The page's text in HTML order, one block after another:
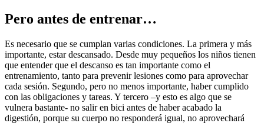
Pero antes de entrenar…
Es necesario que se cumplan varias condiciones. La primera y más
importante, estar descansado. Desde muy pequeños los niños tienen
que entender que el descanso es tan importante como el
entrenamiento, tanto para prevenir lesiones como para aprovechar
cada sesión. Segundo, pero no menos importante, haber cumplido
con las obligaciones y tareas. Y tercero –y esto es algo que se
vulnera bastante- no salir en bici antes de haber acabado la
digestión, porque su cuerpo no responderá igual, no aprovechará